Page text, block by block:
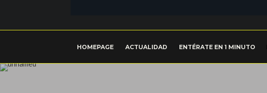
HOMEPAGE ACTUALIDAD ENTÉRATE EN 1 MINUTO